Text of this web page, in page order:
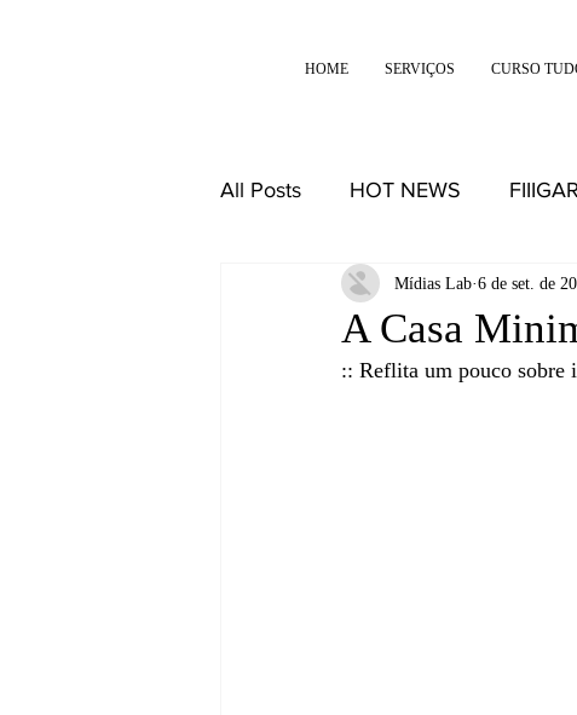
HOME SERVIÇOS CURSO
All Posts HOT NEWS
DESIGN REFLEXÕES
A Casa
Mídias Lab 6 de set. de
:: Reflita um pouco sobre